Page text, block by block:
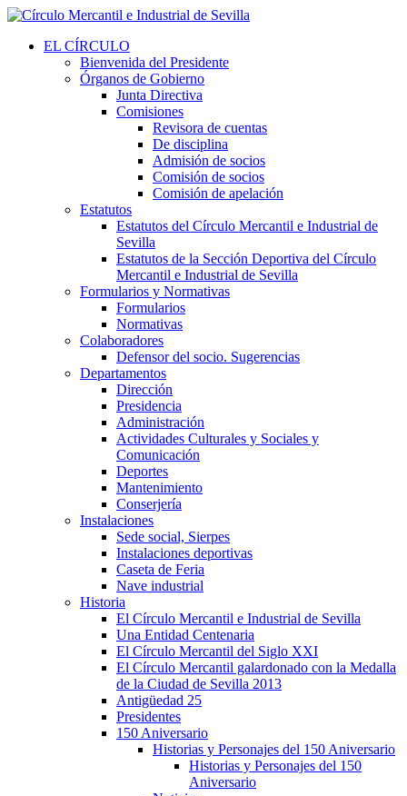
EL CÍRCULO
Bienvenida del Presidente
Órganos de Gobierno
Junta Directiva
Comisiones
Revisora de cuentas
De disciplina
Admisión de socios
Comisión de socios
Comisión de apelación
Estatutos
Estatutos del Círculo Mercantil e Industrial de
Sevilla
Estatutos de la Sección Deportiva del Círculo
Mercantil e Industrial de Sevilla
Formularios y Normativas
Formularios
Normativas
Colaboradores
Defensor del socio. Sugerencias
Departamentos
Dirección
Presidencia
Administración
Actividades Culturales y Sociales y
Comunicación
Deportes
Mantenimiento
Conserjería
Instalaciones
Sede social, Sierpes
Instalaciones deportivas
Caseta de Feria
Nave industrial
Historia
El Círculo Mercantil e Industrial de Sevilla
Una Entidad Centenaria
El Círculo Mercantil del Siglo XXI
El Círculo Mercantil galardonado con la Medalla
de la Ciudad de Sevilla 2013
Antigüedad 25
Presidentes
150 Aniversario
Historias y Personajes del 150 Aniversario
Historias y Personajes del 150
Aniversario